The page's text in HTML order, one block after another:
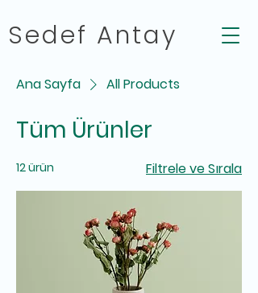
Sedef Antay
Ana Sayfa All Products
Tüm Ürünler
12 ürün Filtrele ve Sırala